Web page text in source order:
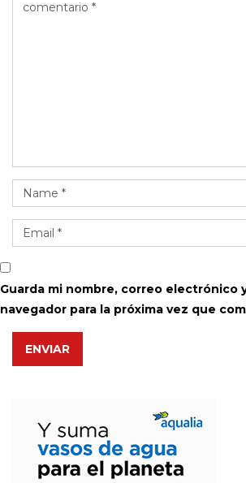
Guarda mi nombre, correo electrónico
navegador para la próxima vez que
ENVIAR